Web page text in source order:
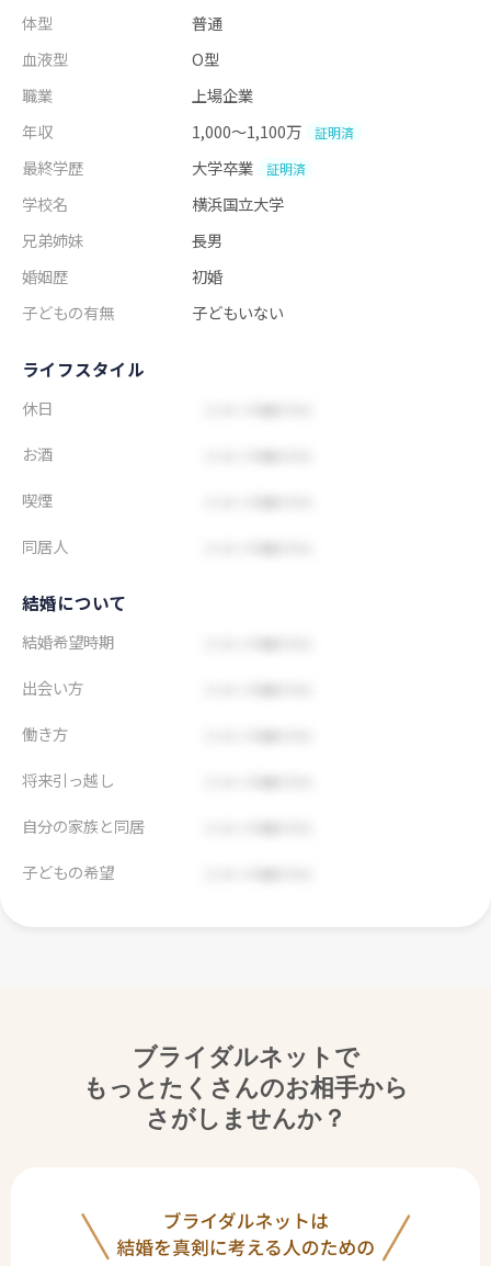
体型
普通
血液型
O型
職業
上場企業
年収
1,000～1,100万 証明済
最終学歴 大学卒業 証明済
学校名
横浜国立大学
兄弟姉妹
長男
婚姻歴
初婚
子どもの有無
子どもいない
ライフスタイル
休日
お酒
喫煙
同居人
結婚について
結婚希望時期
出会い方
働き方
将来引っ越し
自分の家族と同居
子どもの希望
ブライダルネットで
もっとたくさんのお相手から
さがしませんか？